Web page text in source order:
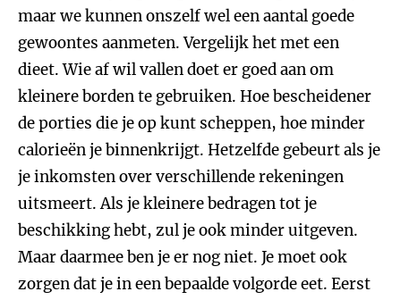
maar we kunnen onszelf wel een aantal goede
gewoontes aanmeten. Vergelijk het met een
dieet. Wie af wil vallen doet er goed aan om
kleinere borden te gebruiken. Hoe bescheidener
de porties die je op kunt scheppen, hoe minder
calorieën je binnenkrijgt. Hetzelfde gebeurt als je
je inkomsten over verschillende rekeningen
uitsmeert. Als je kleinere bedragen tot je
beschikking hebt, zul je ook minder uitgeven.
Maar daarmee ben je er nog niet. Je moet ook
zorgen dat je in een bepaalde volgorde eet. Eerst